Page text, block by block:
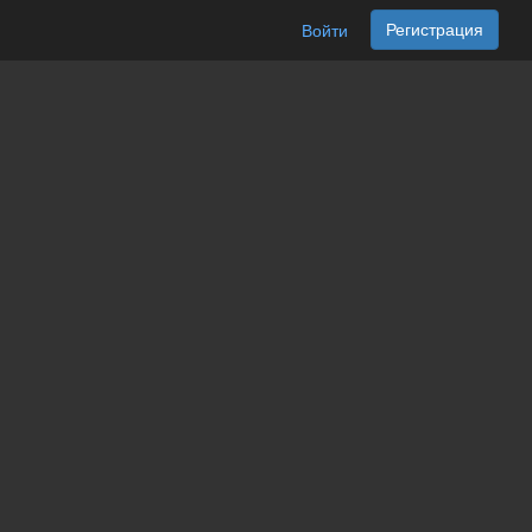
Войти Регистрация